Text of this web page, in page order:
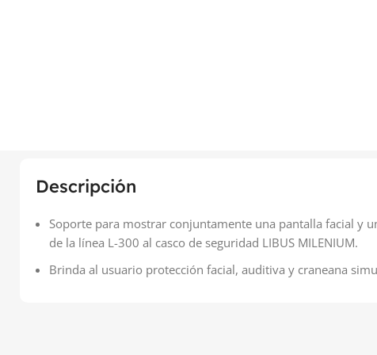
Descripción
Soporte para mostrar conjuntamente una pantalla facial y
de la línea L-300 al casco de seguridad LIBUS MILENIUM.
Brinda al usuario protección facial, auditiva y craneana